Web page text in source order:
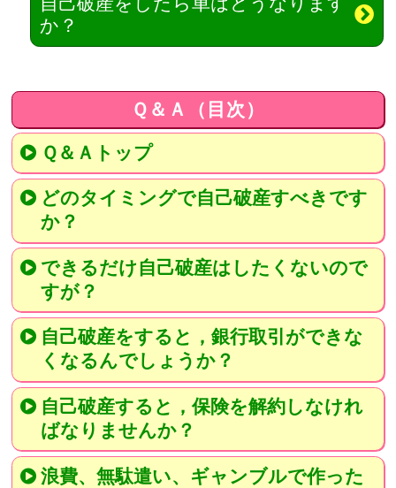
か？
Ｑ＆Ａ（目次）
Ｑ＆Ａトップ
どのタイミングで自己破産すべきです
か？
できるだけ自己破産はしたくないので
すが？
自己破産をすると，銀行取引ができな
くなるんでしょうか？
自己破産すると，保険を解約しなけれ
ばなりませんか？
浪費、無駄遣い、ギャンブルで作った